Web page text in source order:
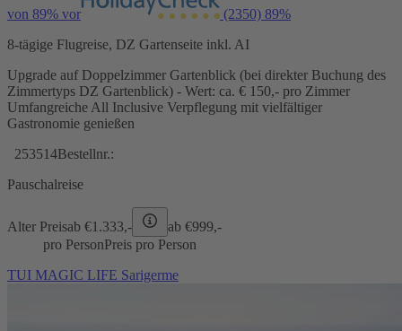
von 89% vor (2350) 89%
8-tägige Flugreise, DZ Gartenseite inkl. AI
Upgrade auf Doppelzimmer Gartenblick (bei direkter Buchung des
Zimmertyps DZ Gartenblick) - Wert: ca. € 150,- pro Zimmer
Umfangreiche All Inclusive Verpflegung mit vielfältiger
Gastronomie genießen
253514Bestellnr.:
Pauschalreise
Alter Preisab €1.333,- ab €999,-
pro PersonPreis pro Person
TUI MAGIC LIFE Sarigerme